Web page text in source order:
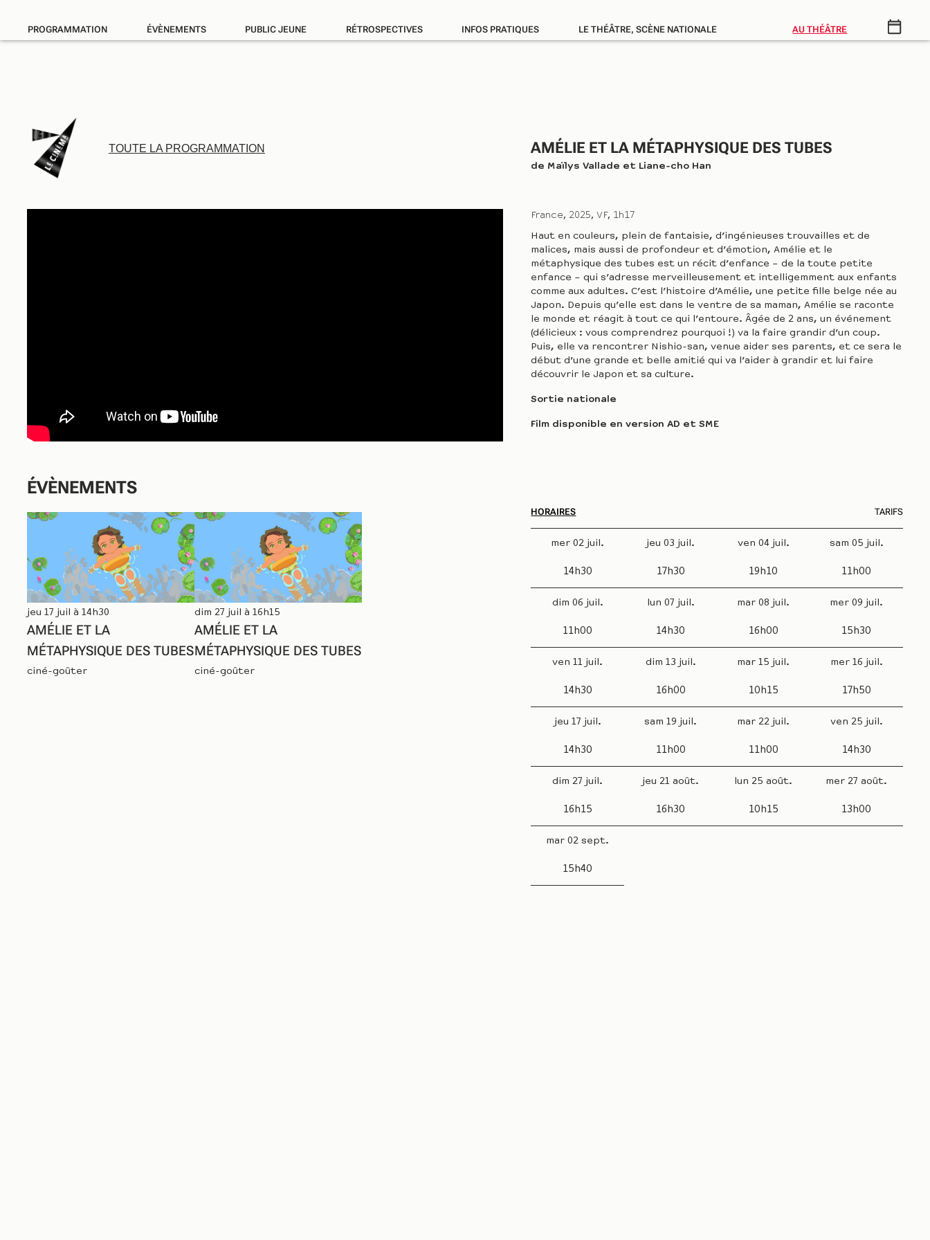
PROGRAMMATION ÉVÈNEMENTS PUBLIC JEUNE RÉTROSPECTIVES INFOS PRATIQUES LE THÉÂTRE, SCÈNE NATIONALE AU THÉÂTRE
TOUTE LA PROGRAMMATION AMÉLIE ET LA MÉTAPHYSIQUE DES TUBES
de Maïlys Vallade et Liane-cho Han
ÉVÈNEMENTS
jeu 17 juil à 14h30
AMÉLIE ET LA
MÉTAPHYSIQUE DES TUBES
ciné-goûter
dim 27 juil à 16h15
AMÉLIE ET LA
MÉTAPHYSIQUE DES TUBES
ciné-goûter
France 2025 VF 1h17
Haut en couleurs, plein de fantaisie, d’ingénieuses trouvailles et de
malices, mais aussi de profondeur et d’émotion, Amélie et le
métaphysique des tubes est un récit d’enfance – de la toute petite
enfance – qui s’adresse merveilleusement et intelligemment aux enfants
comme aux adultes. C’est l’histoire d’Amélie, une petite fille belge née au
Japon. Depuis qu’elle est dans le ventre de sa maman, Amélie se raconte
le monde et réagit à tout ce qui l’entoure. Âgée de 2 ans, un événement
(délicieux : vous comprendrez pourquoi !) va la faire grandir d’un coup.
Puis, elle va rencontrer Nishio-san, venue aider ses parents, et ce sera le
début d’une grande et belle amitié qui va l’aider à grandir et lui faire
découvrir le Japon et sa culture.
Sortie nationale
Film disponible en version AD et SME
HORAIRES
mer 02 juil.
14h30
jeu 03 juil.
17h30
ven 04 juil.
19h10
sam 05 juil.
11h00
dim 06 juil.
11h00
lun 07 juil.
14h30
mar 08 juil.
16h00
mer 09 juil.
15h30
ven 11 juil.
14h30
dim 13 juil.
16h00
mar 15 juil.
10h15
mer 16 juil.
17h50
jeu 17 juil.
14h30
sam 19 juil.
11h00
mar 22 juil.
11h00
ven 25 juil.
14h30
dim 27 juil.
16h15
jeu 21 août.
16h30
lun 25 août.
10h15
mer 27 août.
13h00
mar 02 sept.
15h40
TARIFS